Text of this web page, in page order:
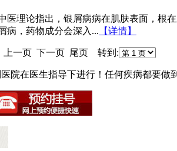
医理论指出，银屑病病在肌肤表面，根
病，药物成分会深入... 【详情】
上一页 下一页 尾页 转到:
院在医生指导下进行！任何疾病都要